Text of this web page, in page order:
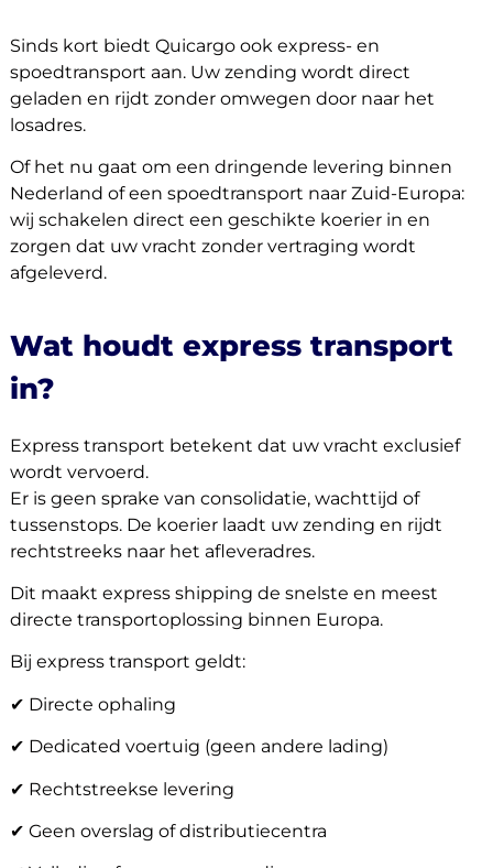
the
platform
Destinations
Sinds kort biedt Quicargo ook express- en
spoedtransport aan. Uw zending wordt direct
geladen en rijdt zonder omwegen door naar het
losadres.
Of het nu gaat om een dringende levering binnen
Nederland of een spoedtransport naar Zuid-Europa:
wij schakelen direct een geschikte koerier in en
zorgen dat uw vracht zonder vertraging wordt
afgeleverd.
Wat houdt express transport
in?
Express transport betekent dat uw vracht exclusief
wordt vervoerd.
Er is geen sprake van consolidatie, wachttijd of
tussenstops. De koerier laadt uw zending en rijdt
rechtstreeks naar het afleveradres.
Dit maakt express shipping de snelste en meest
directe transportoplossing binnen Europa.
Bij express transport geldt:
✔ Directe ophaling
✔ Dedicated voertuig (geen andere lading)
✔ Rechtstreekse levering
✔ Geen overslag of distributiecentra